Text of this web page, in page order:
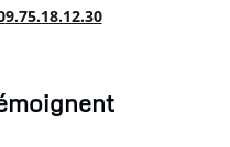
9.75.18.12.30